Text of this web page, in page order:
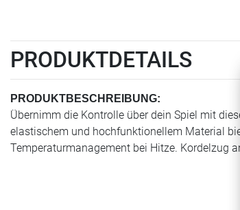
PRODUKTDETAILS
PRODUKTBESCHREIBUNG:
Übernimm die Kontrolle über dein Spiel mit
elastischem und hochfunktionellem Material
Temperaturmanagement bei Hitze. Kordelzug